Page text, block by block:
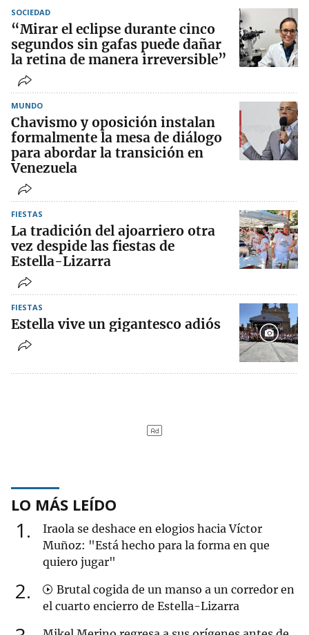
SOCIEDAD
“Mirar el eclipse durante cinco
segundos sin gafas puede dañar
la retina de manera irreversible”
MUNDO
Chavismo y oposición instalan
formalmente la mesa de diálogo
para abordar la transición en
Venezuela
FIESTAS
La tradición del ajoarriero otra
vez despide las fiestas de
Estella-Lizarra
FIESTAS
Estella vive un gigantesco adiós
LO MÁS LEÍDO
1
Iraola se deshace en elogios hacia Víctor
Muñoz: "Está hecho para la forma en que
quiero jugar"
2
Brutal cogida de un manso a un corredor en
el cuarto encierro de Estella-Lizarra